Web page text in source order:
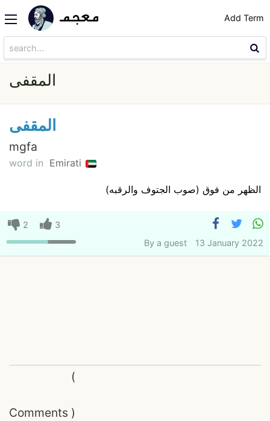
Add Term
المقفى
المقفى
mgfa
word in Emirati
الظهر من فوق (صوب الجتوف والرقبه)
2
3
By a guest 13 January 2022
Comments
(
)